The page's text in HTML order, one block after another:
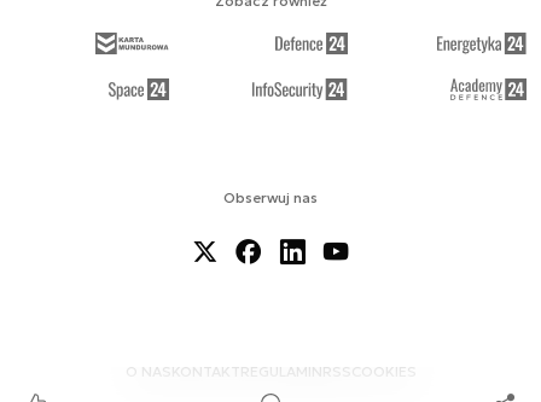
Obserwuj nas
O NAS KONTAKTREGULAMINRSS COOKIES